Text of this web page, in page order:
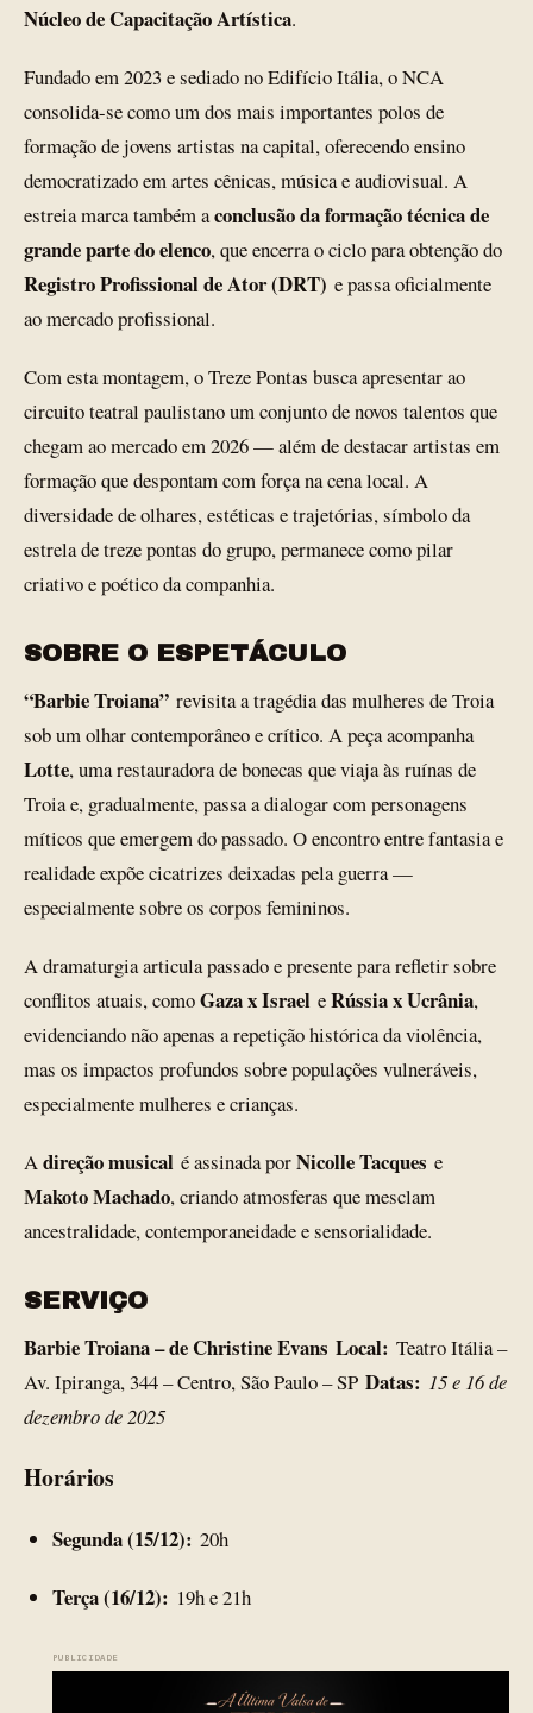
Núcleo de Capacitação Artística.
Fundado em 2023 e sediado no Edifício Itália, o NCA
consolida-se como um dos mais importantes polos de
formação de jovens artistas na capital, oferecendo ensino
democratizado em artes cênicas, música e audiovisual. A
estreia marca também aconclusão da formação técnica de
grande parte do elenco, que encerra o ciclo para obtenção do
Registro Profissional de Ator (DRT) e passa oficialmente
ao mercado profissional.
Com esta montagem, o Treze Pontas busca apresentar ao
circuito teatral paulistano um conjunto de novos talentos que
chegam ao mercado em 2026 — além de destacar artistas em
formação que despontam com força na cena local. A
diversidade de olhares, estéticas e trajetórias, símbolo da
estrela de treze pontas do grupo, permanece como pilar
criativo e poético da companhia.
SOBRE O ESPETÁCULO
“Barbie Troiana” revisita a tragédia das mulheres de Troia
sob um olhar contemporâneo e crítico. A peça acompanha
Lotte, uma restauradora de bonecas que viaja às ruínas de
Troia e, gradualmente, passa a dialogar com personagens
míticos que emergem do passado. O encontro entre fantasia e
realidade expõe cicatrizes deixadas pela guerra —
especialmente sobre os corpos femininos.
A dramaturgia articula passado e presente para refletir sobre
conflitos atuais, comoGaza x Israel eRússia x Ucrânia,
evidenciando não apenas a repetição histórica da violência,
mas os impactos profundos sobre populações vulneráveis,
especialmente mulheres e crianças.
Adireção musical é assinada porNicolle Tacques e
Makoto Machado, criando atmosferas que mesclam
ancestralidade, contemporaneidade e sensorialidade.
SERVIÇO
Barbie Troiana – de Christine Evans Local: Teatro Itália –
Av. Ipiranga, 344 – Centro, São Paulo – SP Datas: 15 e 16 de
dezembro de 2025
Horários
Segunda (15/12): 20h
Terça (16/12): 19h e 21h
PUBLICIDADE